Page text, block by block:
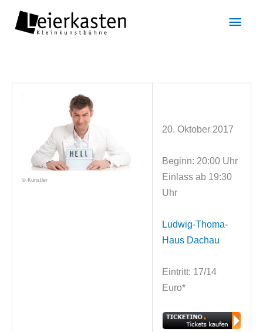
Inhalt
© Künstler
20. Oktober 2017
Beginn: 20:00 Uhr
Einlass ab 19:30
Uhr
Ludwig-Thoma-
Haus Dachau
Eintritt: 17/14
Euro*